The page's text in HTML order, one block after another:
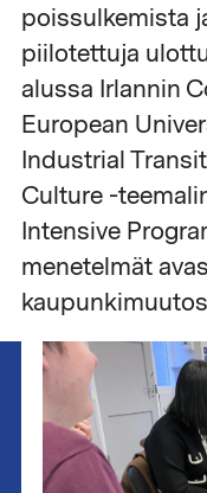
poissulkemista
piilotettuja
alussa Irlannin
European
Industrial
Culture -
Intensive
menetelmät